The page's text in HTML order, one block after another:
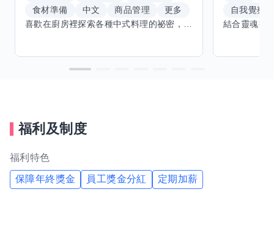
食材準備
中文 商品管理
更多
自我覺察
福利及制度
福利特色
保障年終獎金 員工獎金分紅 定期加薪